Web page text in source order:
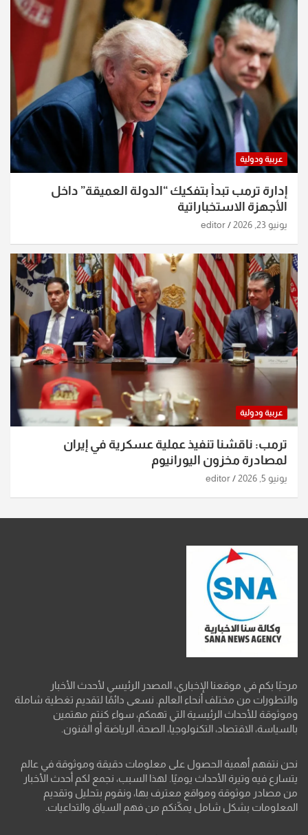
عربية ودولية
إدارة ترمب تبدأ بتفكيك “الدولة العميقة” داخل
الأجهزة الاستخباراتية
يونيو 23, 2026 editor
عربية ودولية
ترمب: ناقشنا تنفيذ عملية عسكرية في إيران
لمصادرة مخزون اليورانيوم
يونيو 5, 2026 editor
مرحبًا بكم في موقعنا الإخباري، المصدر الرئيسي لأحدث الأخبار
والتطورات من مختلف أنحاء العالم. نسعى دائمًا لتقديم تغطية شاملة
وموثوقة للأحداث الرئيسية التي تهمكم، سواء كنتم مهتمين
بالسياسة، الاقتصاد، التكنولوجيا، الصحة، الرياضة أو الفنون.
نحن نتفهم أهمية الحصول على معلومات دقيقة وموثوقة في عالم
يتسارع فيه وتيرة الأحداث يوميًا. لهذا السبب، نجمع لكم أحدث الأخبار
من مصادر موثوقة ومواقع معترف بها، ونقوم بتحليل وتقديم
المعلومات بشكل شامل يمكّنكم من فهم السياق والتداعيات.